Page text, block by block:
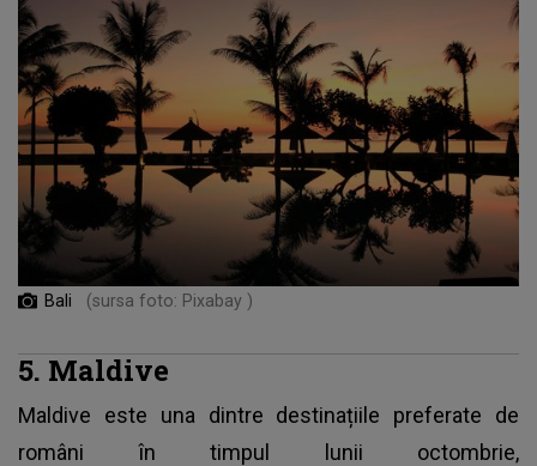
Bali (sursa foto: Pixabay )
5. Maldive
Maldive este una dintre destinațiile preferate de
români în timpul lunii octombrie,